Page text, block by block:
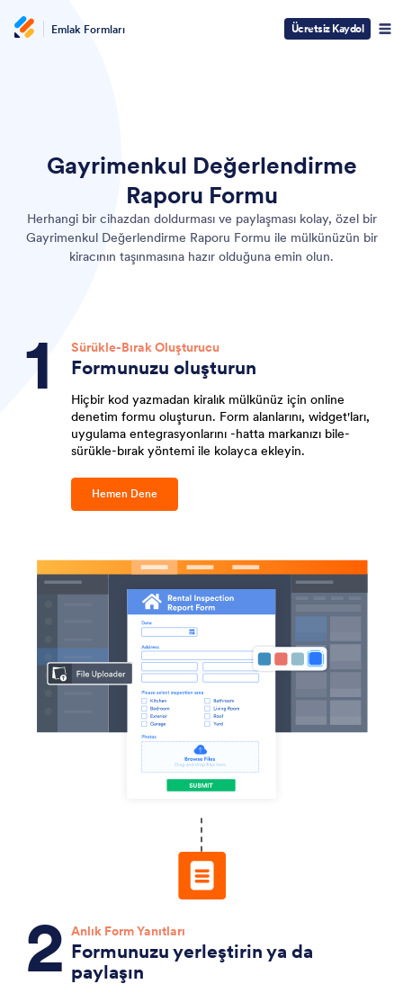
Emlak Formları Ücretsiz Kaydol
Gayrimenkul Değerlendirme
Raporu Formu
Herhangi bir cihazdan doldurması ve paylaşması kolay, özel bir
Gayrimenkul Değerlendirme Raporu Formu ile mülkünüzün bir
kiracının taşınmasına hazır olduğuna emin olun.
Sürükle-Bırak Oluşturucu
Formunuzu oluşturun
Hiçbir kod yazmadan kiralık mülkünüz için online
denetim formu oluşturun. Form alanlarını, widget'ları,
uygulama entegrasyonlarını -hatta markanızı bile-
sürükle-bırak yöntemi ile kolayca ekleyin.
Hemen Dene
Anlık Form Yanıtları
Formunuzu yerleştirin ya da
paylaşın